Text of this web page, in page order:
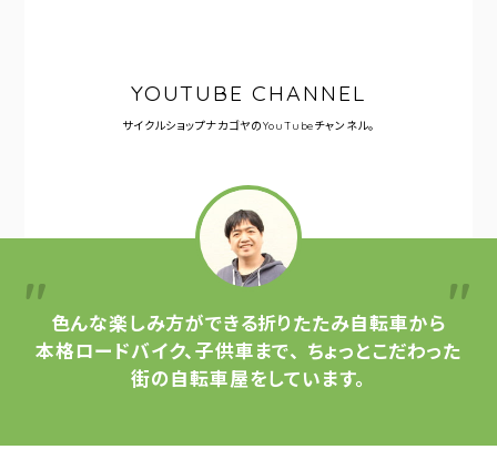
YOUTUBE CHANNEL
サイクルショップナカゴヤのYouTubeチャンネル。
色んな楽しみ方ができる折りたたみ自転車から
本格ロードバイク、子供車まで、 ちょっとこだわった
街の自転車屋をしています。